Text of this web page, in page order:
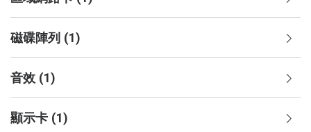
磁碟陣列 (1)
音效 (1)
顯示卡 (1)